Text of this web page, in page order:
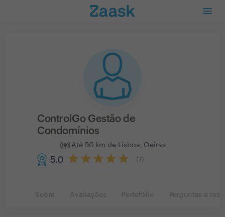
ControlGo Gestão de
Condomínios
Até 50 km de Lisboa, Oeiras
5.0 1
Sobre Avaliações Portefólio Perguntas e